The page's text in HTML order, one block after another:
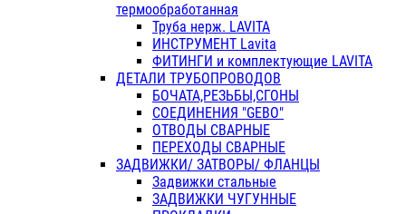
термообработанная
Труба нерж. LAVITA
ИНСТРУМЕНТ Lavita
ФИТИНГИ и комплектующие LAVITA
ДЕТАЛИ ТРУБОПРОВОДОВ
БОЧАТА,РЕЗЬБЫ,СГОНЫ
СОЕДИНЕНИЯ "GEBO"
ОТВОДЫ СВАРНЫЕ
ПЕРЕХОДЫ СВАРНЫЕ
ЗАДВИЖКИ/ ЗАТВОРЫ/ ФЛАНЦЫ
Задвижки стальные
ЗАДВИЖКИ ЧУГУННЫЕ